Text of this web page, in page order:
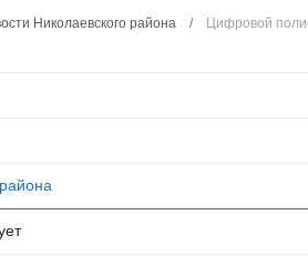
Николаевского района / Цифровой